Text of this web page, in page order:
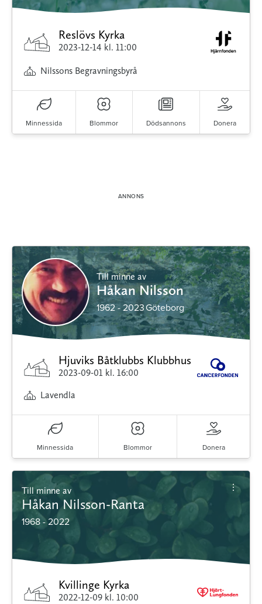
Reslövs Kyrka
2023-12-14 kl. 11:00
Nilssons Begravningsbyrå
Minnessida Blommor Dödsannons Donera
Till minne av
Håkan Nilsson
1962 - 2023Göteborg
Hjuviks Båtklubbs Klubbhus
2023-09-01 kl. 16:00
Lavendla
Minnessida Blommor Donera
Till minne av
Håkan Nilsson-Ranta
1968 - 2022
Kvillinge Kyrka
2022-12-09 kl. 10:00